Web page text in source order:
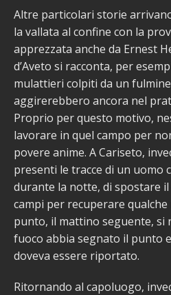
Altre particolari storie
la vallata al confine con la
apprezzata anche da Ernest
d’Aveto si racconta, per
mulattieri colpiti da un
aggirerebbero ancora nel
Proprio per questo motivo,
lavorare in quel campo per
povere anime. A Cariseto,
presenti le tracce di un uomo
durante la notte, di spostare
campi per recuperare
punto, il mattino seguente, si
fuoco abbia segnato il punto
doveva essere riportato.
Ritornando al capoluogo,